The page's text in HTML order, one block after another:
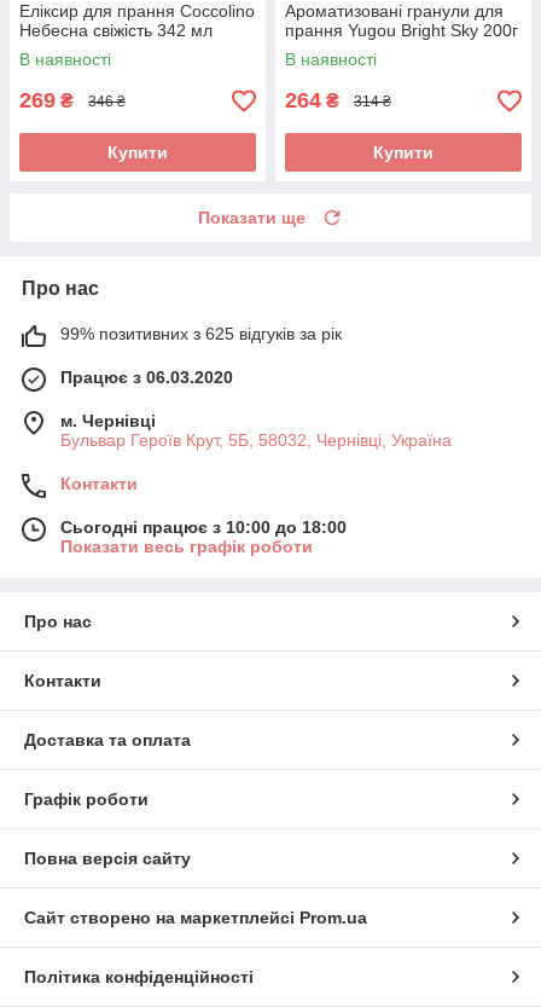
Еліксир для прання Coccolino
Небесна свіжість 342 мл
В наявності
269 ₴ 346 ₴
Купити
Ароматизовані гранули для
прання Yugou Bright Sky 200г
В наявності
264 ₴ 314 ₴
Купити
Показати ще
Про нас
99% позитивних з 625 відгуків за рік
Працює з 06.03.2020
м. Чернівці
Бульвар Героїв Крут, 5Б, 58032, Чернівці, Україна
Контакти
Сьогодні працює з 10:00 до 18:00
Показати весь графік роботи
Про нас
Контакти
Доставка та оплата
Графік роботи
Повна версія сайту
Сайт створено на маркетплейсі Prom.ua
Політика конфіденційності